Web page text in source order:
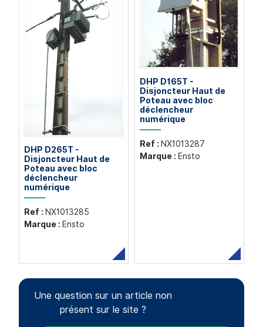
DHP D265T -
Disjoncteur Haut de
Poteau avec bloc
déclencheur
numérique
Ref : NX1013285
Marque : Ensto
DHP D165T -
Disjoncteur Haut de
Poteau avec bloc
déclencheur
numérique
Ref : NX1013287
Marque : Ensto
Une question sur un article non
présent sur le site ?